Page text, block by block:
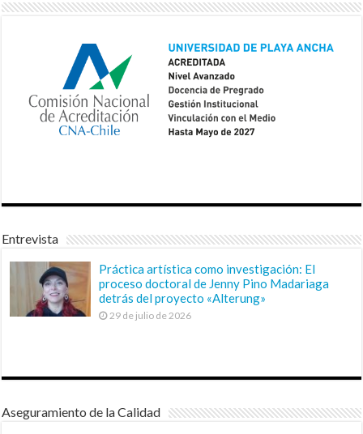
Entrevista
Práctica artística como investigación: El
proceso doctoral de Jenny Pino Madariaga
detrás del proyecto «Alterung»
29 de julio de 2026
Aseguramiento de la Calidad